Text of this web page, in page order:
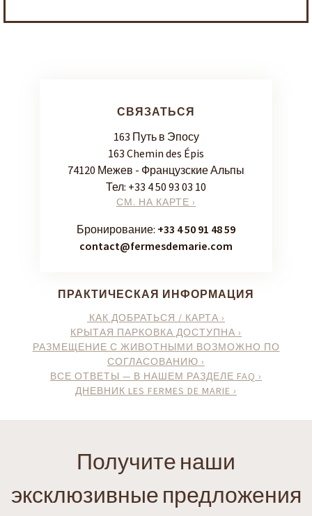
Получите наши
эксклюзивные предложения
СВЯЗАТЬСЯ
163 Путь в Эпосу
163 Chemin des Épis
74120 Межев - Французские Альпы
Тел: +33 4 50 93 03 10
СМ. НА КАРТЕ ›
Бронирование: +33 4 50 91 48 59
contact@fermesdemarie.com
ПРАКТИЧЕСКАЯ ИНФОРМАЦИЯ
КАК ДОБРАТЬСЯ / КАРТА ›
КРЫТАЯ ПАРКОВКА ДОСТУПНА ›
РАЗМЕЩЕНИЕ С ЖИВОТНЫМИ ВОЗМОЖНО ПО
СОГЛАСОВАНИЮ ›
ВСЕ ОТВЕТЫ — В НАШЕМ РАЗДЕЛЕ FAQ ›
ДНЕВНИК LES FERMES DE MARIE ›